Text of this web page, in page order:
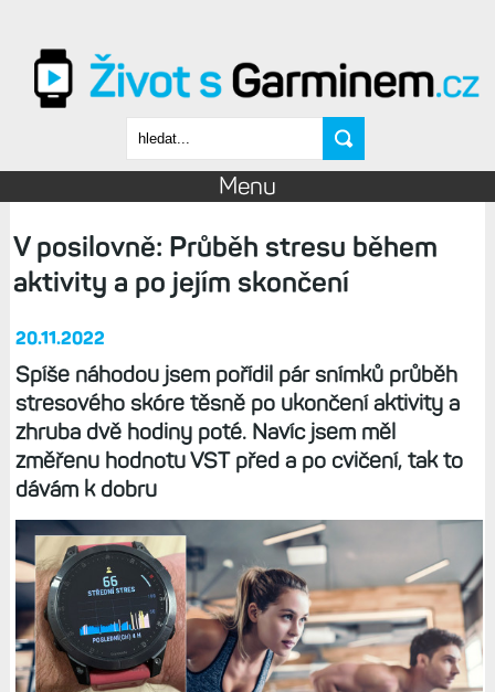
Vyhledávání
Menu
V posilovně: Průběh stresu během
aktivity a po jejím skončení
20.11.2022
Spíše náhodou jsem pořídil pár snímků průběh
stresového skóre těsně po ukončení aktivity a
zhruba dvě hodiny poté. Navíc jsem měl
změřenu hodnotu VST před a po cvičení, tak to
dávám k dobru